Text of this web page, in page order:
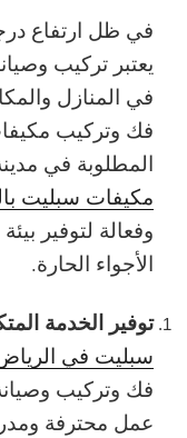
في ظل ارتفاع
يعتبر تركيب
في المنازل
فك وتركيب
المطلوبة في
مكيفات سبليت
وفعالة لتوفير
الأجواء الحارة.
توفير الخدمة
سبليت في
فك وتركيب
عمل محترفة